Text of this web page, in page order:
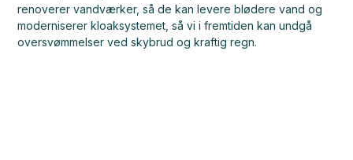
renoverer vandværker, så de kan levere blødere vand og
moderniserer kloaksystemet, så vi i fremtiden kan undgå
oversvømmelser ved skybrud og kraftig regn.